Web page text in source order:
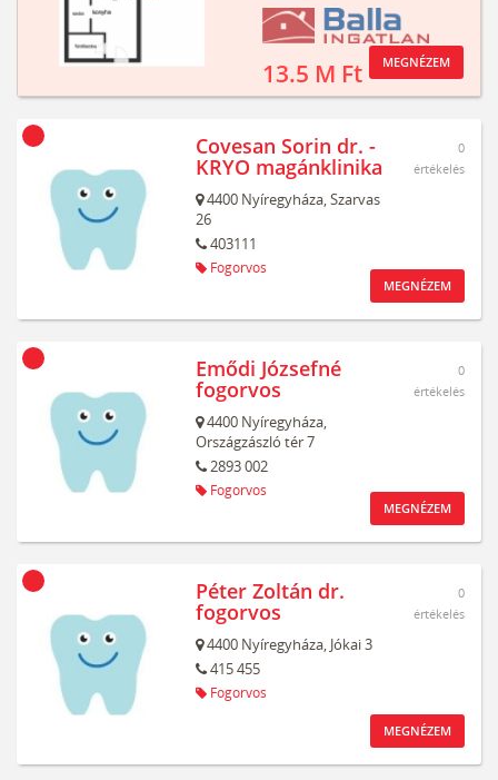
13.5 M Ft MEGNÉZEM
Covesan Sorin dr. -
KRYO magánklinika
4400 Nyíregyháza,Szarvas
26
403111
Fogorvos
0
értékelés
MEGNÉZEM
Emődi Józsefné
fogorvos
4400 Nyíregyháza,
Országzászló tér 7
2893 002
Fogorvos
0
értékelés
MEGNÉZEM
Péter Zoltán dr.
fogorvos
4400 Nyíregyháza, Jókai 3
415 455
Fogorvos
0
értékelés
MEGNÉZEM